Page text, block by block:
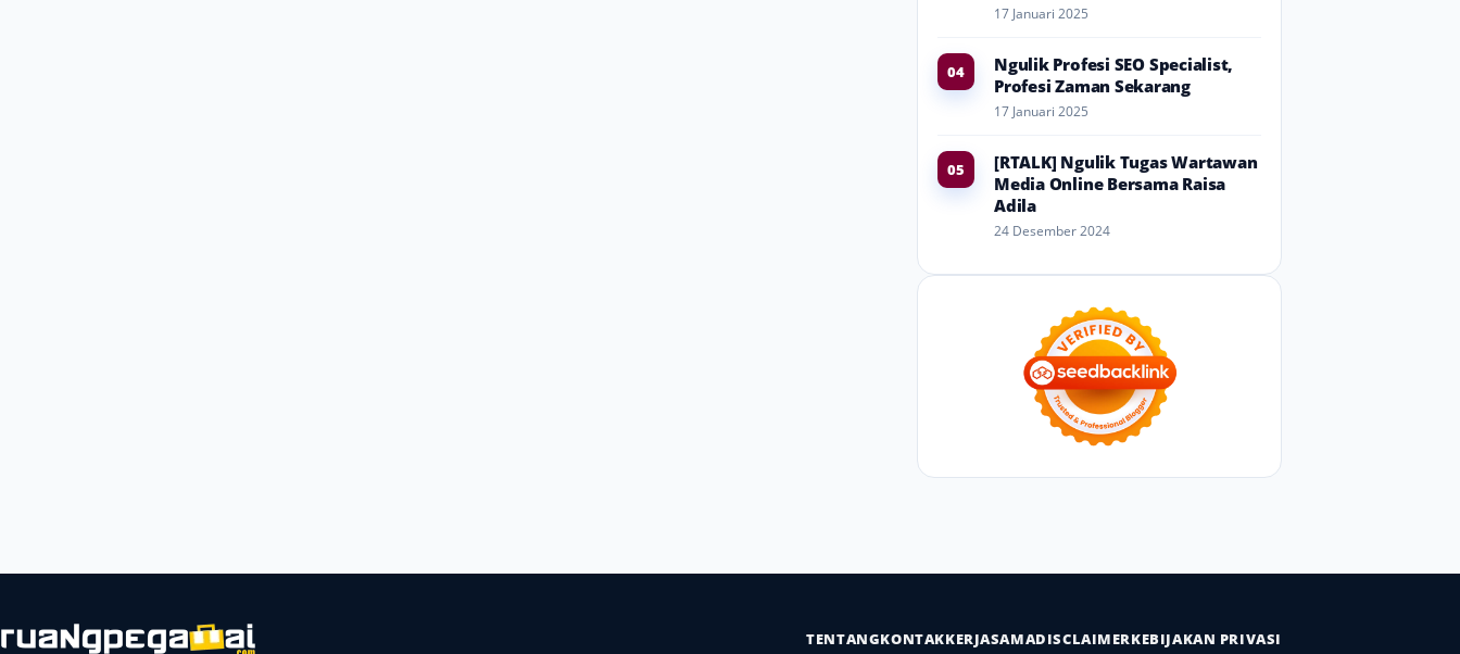
17 Januari 2025
04
Ngulik Profesi SEO Specialist,
Profesi Zaman Sekarang
17 Januari 2025
05
[RTALK] Ngulik Tugas Wartawan
Media Online Bersama Raisa
Adila
24 Desember 2024
TENTANGKONTAKKERJASAMADISCLAIMERKEBIJAKAN PRIVASI